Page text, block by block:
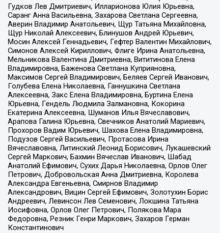
Гудков Лев Дмитриевич, Илларионова Юлия Юрьевна,
Саранг Анна Васильевна, Захарова Светлана Сергеевна,
Аверин Владимир Анатольевич, Щур Татьяна Михайловна,
Щур Николай Алексеевич, Блинушов Андрей Юрьевич,
Мосин Алексей Геннадьевич, Гефтер Валентин Михайлович,
Симонов Алексей Кириллович, Флиге Ирина Анатольевна,
Мельникова Валентина Дмитриевна, Вититинова Елена
Владимировна, Баженова Светлана Куприяновна,
Максимов Сергей Владимирович, Беляев Сергей Иванович,
Голубева Елена Николаевна, Ганнушкина Светлана
Алексеевна, Закс Елена Владимировна, Буртина Елена
Юрьевна, Гендель Людмила Залмановна, Кокорина
Екатерина Алексеевна, Шуманов Илья Вячеславович,
Арапова Галина Юрьевна, Свечников Анатолий Мариевич,
Прохоров Вадим Юрьевич, Шахова Елена Владимировна,
Подузов Сергей Васильевич, Протасова Ирина
Вячеславовна, Литинский Леонид Борисович, Лукашевский
Сергей Маркович, Бахмин Вячеслав Иванович, Шабад
Анатолий Ефимович, Сухих Дарья Николаевна, Орлов Олег
Петрович, Добровольская Анна Дмитриевна, Королева
Александра Евгеньевна, Смирнов Владимир
Александрович, Вицин Сергей Ефимович, Золотухин Борис
Андреевич, Левинсон Лев Семенович, Локшина Татьяна
Иосифовна, Орлов Олег Петрович, Полякова Мара
Федоровна, Резник Генри Маркович, Захаров Герман
Константинович